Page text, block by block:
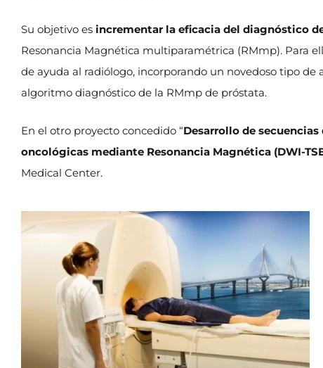
Su objetivo es incrementar la eficacia del diagnóstico
Resonancia Magnética multiparamétrica (RMmp). Para
de ayuda al radiólogo, incorporando un novedoso tipo
algoritmo diagnóstico de la RMmp de próstata.
En el otro proyecto concedido “Desarrollo de secuencias
oncológicas mediante Resonancia Magnética (DWI-
Medical Center.